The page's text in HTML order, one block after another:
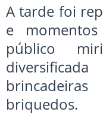
A tarde foi
e
público
briquedos.